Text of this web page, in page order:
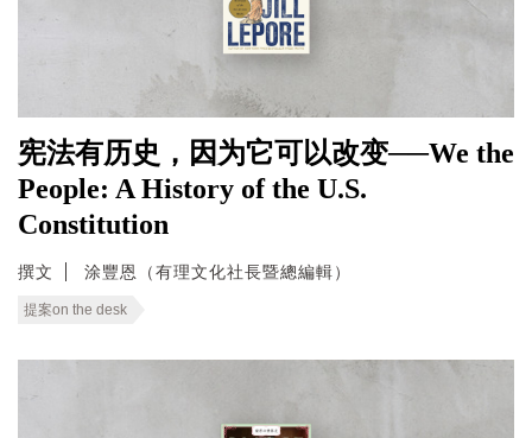
宪法有历史，因为它可以改变──We the
People: A History of the U.S.
Constitution
撰文 涂豐恩（有理文化社長暨總編輯）
提案on the desk